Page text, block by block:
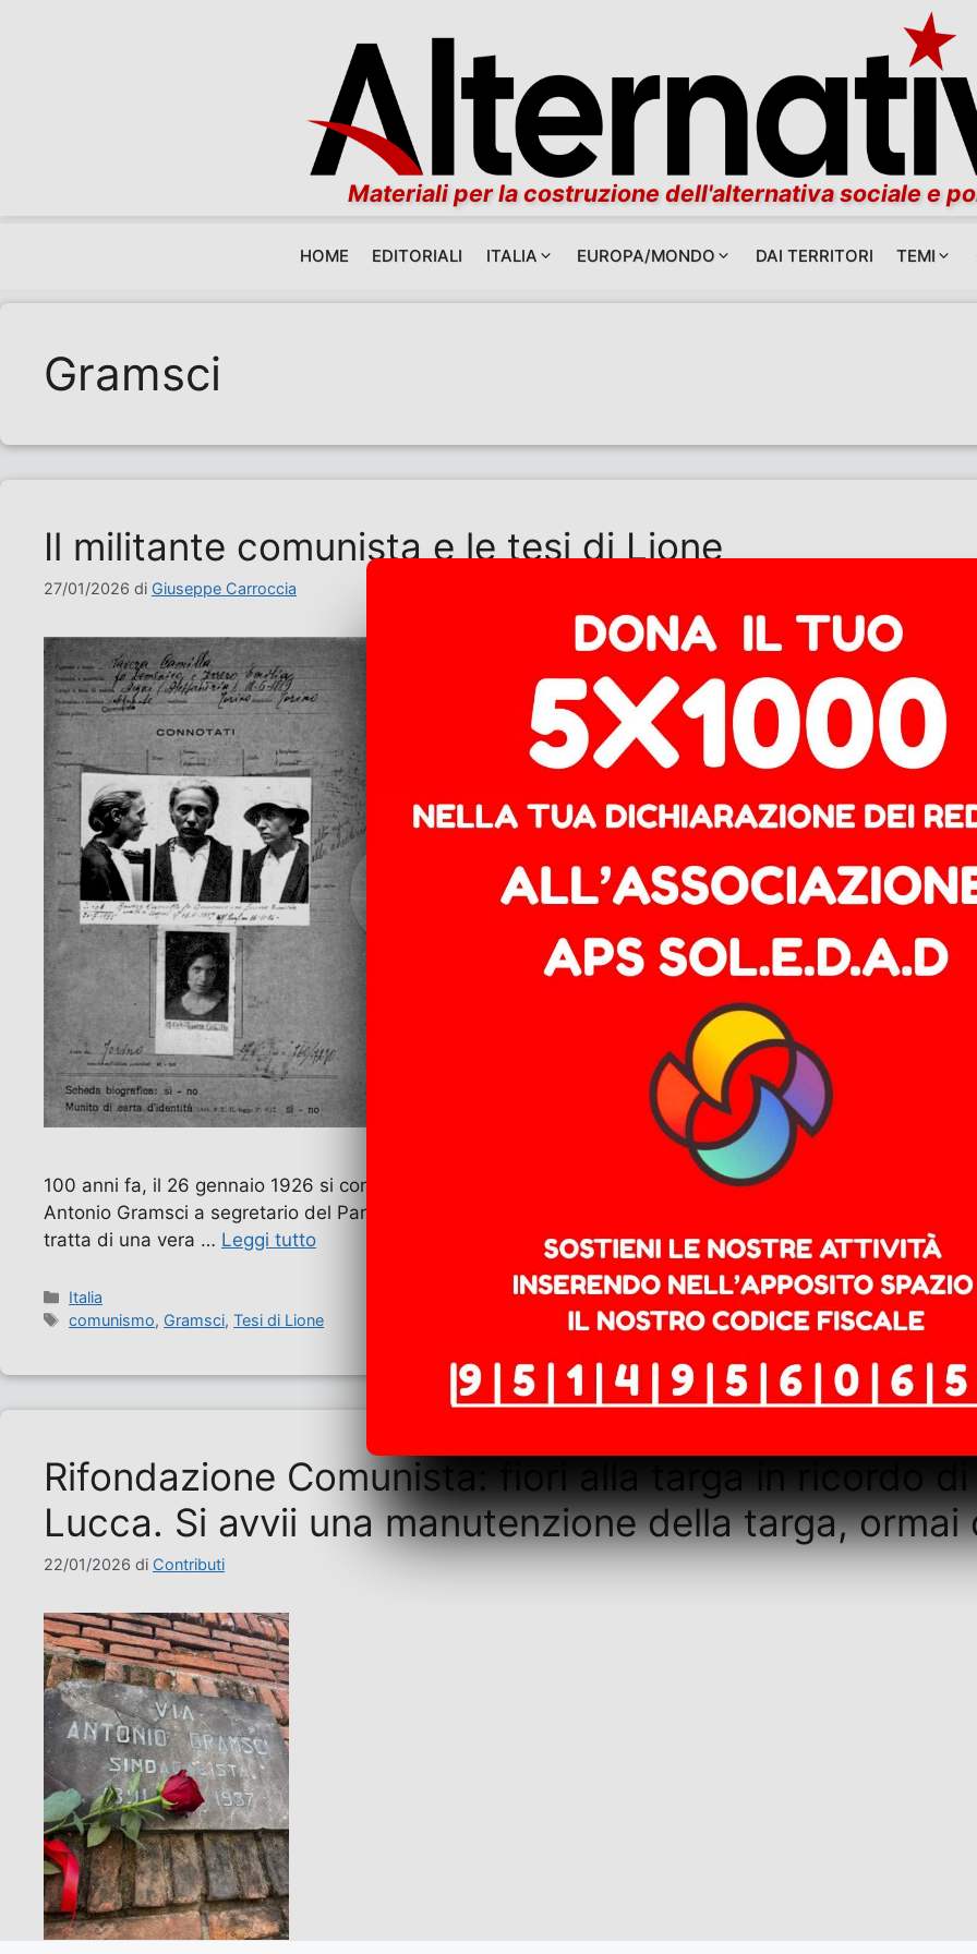
Materiali per la costruzione dell'alternativa sociale e
HOME EDITORIALI ITALIA EUROPA/MONDO DAI TERRITORI TEMI
Gramsci
Il militante comunista e le tesi di Lione
27/01/2026 di Giuseppe Carroccia
100 anni fa, il 26 gennaio 1926 si conclude a Lione il Terzo congresso del Pcdi, sezione della Terza
Antonio Gramsci a segretario del Partito. Vengono respinte quelle di Bordiga che della fondazione del
tratta di una vera … Leggi tutto
Categorie
Italia
Tag
comunismo, Gramsci,Tesi di Lione
Rifondazione Comunista: fiori alla targa in ricordo
Lucca. Si avvii una manutenzione della targa, ormai
22/01/2026 di Contributi